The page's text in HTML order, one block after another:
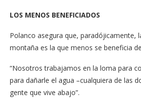
LOS MENOS BENEFICIADOS
Polanco asegura que, paradójicamente,
montaña es la que menos se beneficia
“Nosotros trabajamos en la loma para
para dañarle el agua –cualquiera de las
gente que vive abajo”.